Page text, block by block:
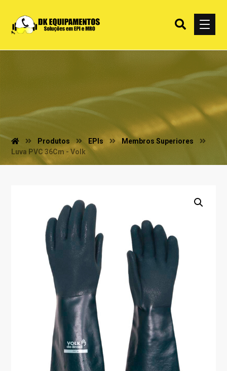
Produtos EPIs
Membros Superiores
Luva PVC 36Cm - Volk